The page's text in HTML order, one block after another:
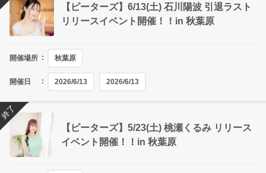
【ピーターズ】6/13(土) 石川陽波 引退ラスト
リリースイベント開催！！in 秋葉原
開催場所 秋葉原
開催日 2026/6/13 2026/6/13
【ピーターズ】5/23(土) 桃瀬くるみ リリース
イベント開催！！in 秋葉原
終了